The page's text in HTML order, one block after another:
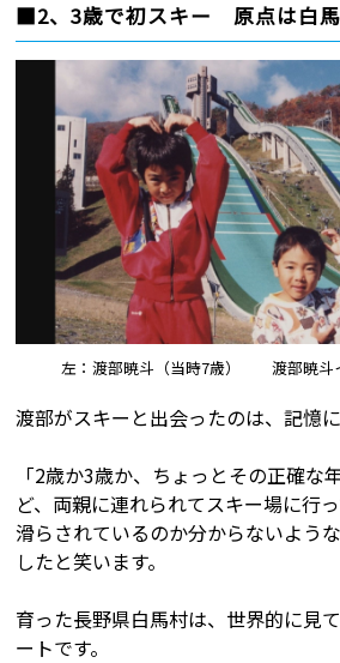
■2、3歳で初スキー 原点は白
左：渡部暁斗（当時7歳） 渡部暁斗
渡部がスキーと出会ったのは、記憶
「2歳か3歳か、ちょっとその正確な
ど、両親に連れられてスキー場に行
滑らされているのか分からないよう
したと笑います。
育った長野県白馬村は、世界的に見
ートです。